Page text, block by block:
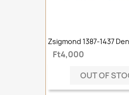
Zsigmond 1387-1437
Ft4,000
OUT OF